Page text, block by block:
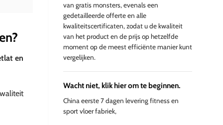
en
van gratis monsters, evenals een
gedetailleerde offerte en alle
kwaliteitscertificaten, zodat u de kwaliteit
van het product en de prijs op hetzelfde
moment op de meest efficiënte manier kunt
vergelijken.
Wacht niet, klik hier om te beginnen.
China eerste 7 dagen levering fitness en
sport vloer fabriek,